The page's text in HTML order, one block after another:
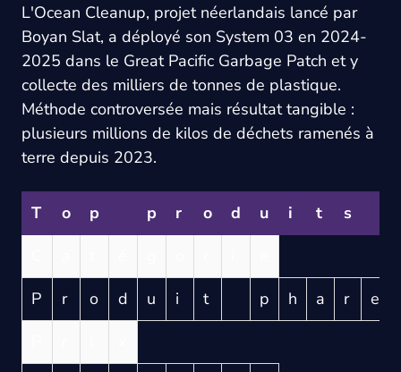
L'Ocean Cleanup, projet néerlandais lancé par
Boyan Slat, a déployé son System 03 en 2024-
2025 dans le Great Pacific Garbage Patch et y
collecte des milliers de tonnes de plastique.
Méthode controversée mais résultat tangible :
plusieurs millions de kilos de déchets ramenés à
terre depuis 2023.
T o p p r o d u i t s
P
r o d u i t p h a r
e